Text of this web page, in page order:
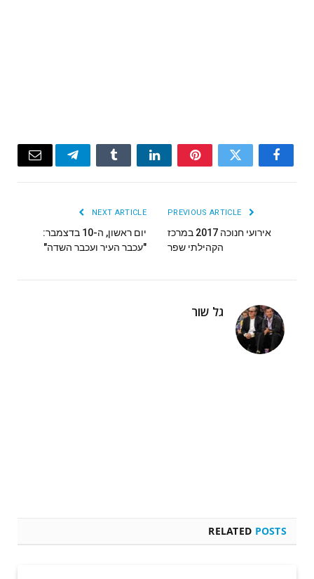
Facebook
Twitter
Pinterest
LinkedIn
Tumblr
Telegram
Email
אירועי חנוכה 2017 במרכז
הקהילתי שפר
NEXT ARTICLE
יום ראשון, ה-10 בדצמבר:
"עכבר העיר ועכבר השדה"
גל שור
RELATED POSTS